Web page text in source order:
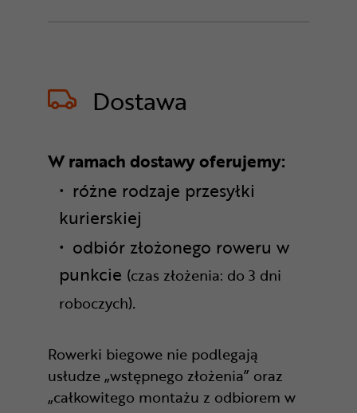
Dostawa
W ramach dostawy oferujemy:
różne rodzaje przesyłki
kurierskiej
odbiór złożonego roweru w
punkcie (czas złożenia: do 3 dni
roboczych).
Rowerki biegowe nie podlegają
usłudze „wstępnego złożenia” oraz
„całkowitego montażu z odbiorem w